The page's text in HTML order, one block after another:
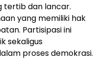
tertib dan lancar.
yang memiliki hak
Partisipasi ini
sekaligus
proses demokrasi.